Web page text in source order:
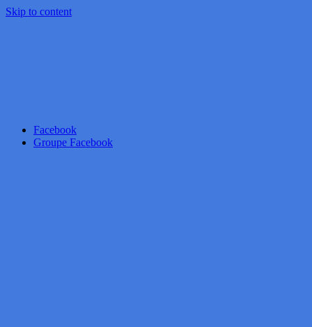
Skip to content
Facebook
Groupe Facebook